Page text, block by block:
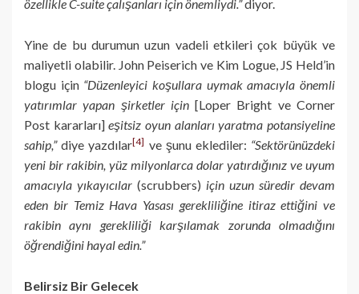
özellikle C-suite çalışanları için önemliydi.”diyor.
Yine de bu durumun uzun vadeli etkileri çok büyük ve
maliyetli olabilir. John Peiserich ve Kim Logue, JS Held’in
blogu için “Düzenleyici koşullara uymak amacıyla önemli
yatırımlar yapan şirketler için[Loper Bright ve Corner
Post kararları]eşitsiz oyun alanları yaratma potansiyeline
sahip,”diye yazdılar[4] ve şunu eklediler: “Sektörünüzdeki
yeni bir rakibin, yüz milyonlarca dolar yatırdığınız ve uyum
amacıyla yıkayıcılar (scrubbers) için uzun süredir devam
eden bir Temiz Hava Yasası gerekliliğine itiraz ettiğini ve
rakibin aynı gerekliliği karşılamak zorunda olmadığını
öğrendiğini hayal edin.”
Belirsiz Bir Gelecek